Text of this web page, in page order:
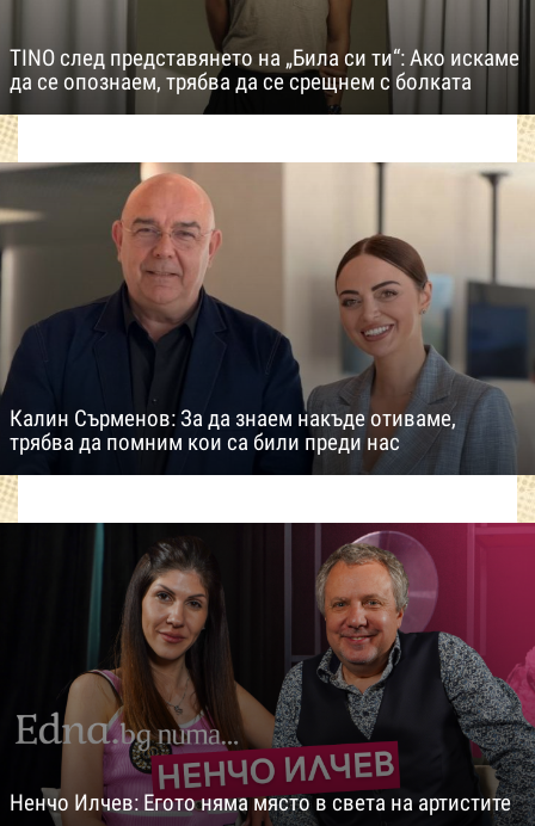
TINO след представянето на „Била си ти“: Ако искаме
да се опознаем, трябва да се срещнем с болката
Калин Сърменов: За да знаем накъде отиваме,
трябва да помним кои са били преди нас
Ненчо Илчев: Егото няма място в света на артистите